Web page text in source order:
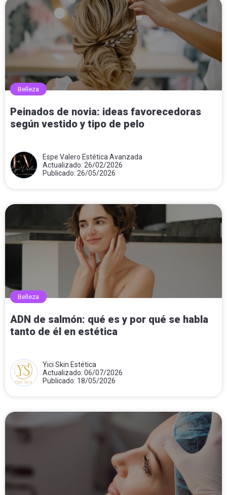
Belleza
Peinados de novia: ideas favorecedoras
según vestido y tipo de pelo
Espe Valero Estética Avanzada
Actualizado: 26/02/2026
Publicado: 26/05/2026
Belleza
ADN de salmón: qué es y por qué se habla
tanto de él en estética
Yici Skin Estética
Actualizado: 06/07/2026
Publicado: 18/05/2026